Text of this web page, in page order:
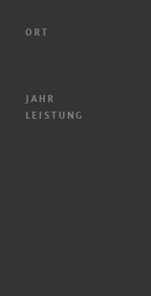
ORT
JAHR
LEISTUNG